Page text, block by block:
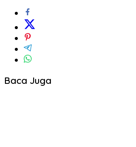
Baca Juga